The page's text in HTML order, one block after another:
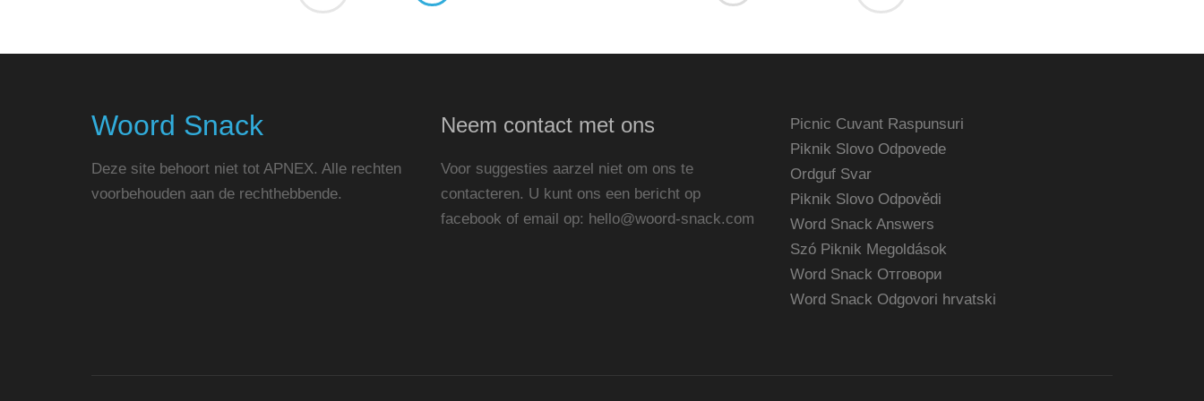
Woord Snack
Deze site behoort niet tot APNEX. Alle rechten
voorbehouden aan de rechthebbende.
Neem contact met ons
Voor suggesties aarzel niet om ons te
contacteren. U kunt ons een bericht op
facebook of email op: hello@woord-snack.com
Picnic Cuvant Raspunsuri
Piknik Slovo Odpovede
Ordguf Svar
Piknik Slovo Odpovědi
Word Snack Answers
Szó Piknik Megoldások
Word Snack Отговори
Word Snack Odgovori hrvatski